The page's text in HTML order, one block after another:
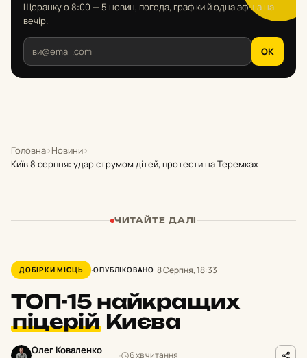
Щоранку о 8:00 — 5 новин, погода, графіки й одна афіша на
вечір.
OK
Головна›Новини›
Київ 8 серпня: удар струмом дітей, протести на Теремках
ЧИТАЙТЕ ДАЛІ
ДОБІРКИ МІСЦЬ ОПУБЛІКОВАНО 8 Серпня, 18:33
ТОП-15 найкращих
піцерійКиєва
Олег Коваленко 6 хв читання